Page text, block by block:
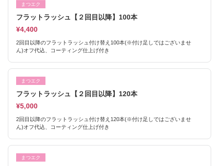
まつエク
フラットラッシュ【２回目以降】100本
¥4,400
2回目以降のフラットラッシュ付け替え100本(※付け足しではございませ
ん)オフ代込、コーティング仕上げ付き
まつエク
フラットラッシュ【２回目以降】120本
¥5,000
2回目以降のフラットラッシュ付け替え120本(※付け足しではございませ
ん)オフ代込、コーティング仕上げ付き
まつエク